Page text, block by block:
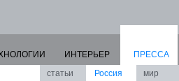
ИНТЕРЬЕР
ПРЕССА
статьи
Россия мир